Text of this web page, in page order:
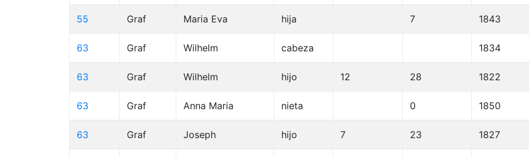
55 Graf Maria Eva hija 7 1843
63 Graf Wilhelm cabeza 1834
63 Graf Wilhelm hijo 12 28 1822
63 Graf Anna Maria nieta 0 1850
63 Graf Joseph hijo 7 23 1827